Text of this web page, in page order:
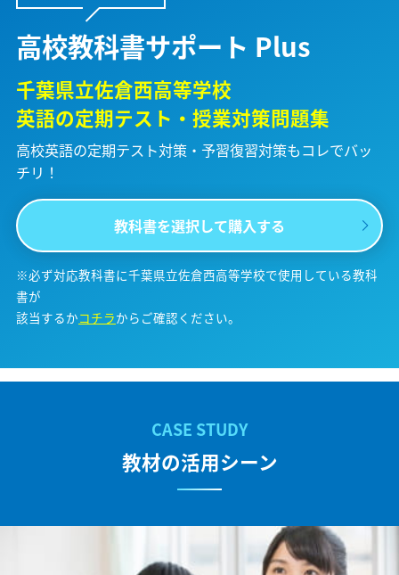
高校教科書サポート Plus
千葉県立佐倉西高等学校
英語の定期テスト・授業対策問題集
高校英語の定期テスト対策・予習復習対策もコレでバッ
チリ！
教科書を選択して購入する
※必ず対応教科書に千葉県立佐倉西高等学校で使用している教科
書が
該当するかコチラからご確認ください。
教材の活用シーン